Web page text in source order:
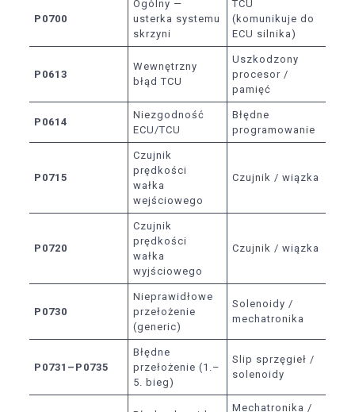
P0700
Ogólny —
usterka systemu
skrzyni
TCU
(komunikuje do
ECU silnika)
P0613
Wewnętrzny
błąd TCU
Uszkodzony
procesor /
pamięć
P0614
Niezgodność
ECU/TCU
Błędne
programowanie
P0715
Czujnik
prędkości
wałka
wejściowego
Czujnik / wiązka
P0720
Czujnik
prędkości
wałka
wyjściowego
Czujnik / wiązka
P0730
Nieprawidłowe
przełożenie
(generic)
Solenoidy /
mechatronika
P0731–P0735
Błędne
przełożenie (1.–
5. bieg)
Slip sprzęgieł /
solenoidy
Mechatronika /